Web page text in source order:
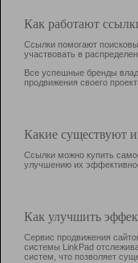
Как работают
Ссылки помогают
участвовать в
Все успешные бренды
продвижения своего
Какие существуют
Ссылки можно купить
улучшению их
Как улучшить
Сервис продвижения
системы LinkPad
систем, что позволяет